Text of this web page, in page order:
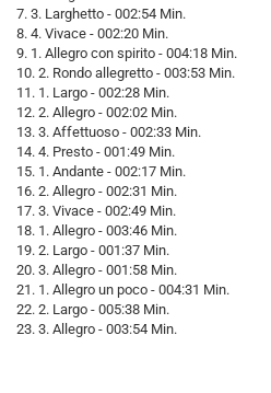
7. 3. Larghetto - 002:54 Min.
8. 4. Vivace - 002:20 Min.
9. 1. Allegro con spirito - 004:18 Min.
10. 2. Rondo allegretto - 003:53 Min.
11. 1. Largo - 002:28 Min.
12. 2. Allegro - 002:02 Min.
13. 3. Affettuoso - 002:33 Min.
14. 4. Presto - 001:49 Min.
15. 1. Andante - 002:17 Min.
16. 2. Allegro - 002:31 Min.
17. 3. Vivace - 002:49 Min.
18. 1. Allegro - 003:46 Min.
19. 2. Largo - 001:37 Min.
20. 3. Allegro - 001:58 Min.
21. 1. Allegro un poco - 004:31 Min.
22. 2. Largo - 005:38 Min.
23. 3. Allegro - 003:54 Min.